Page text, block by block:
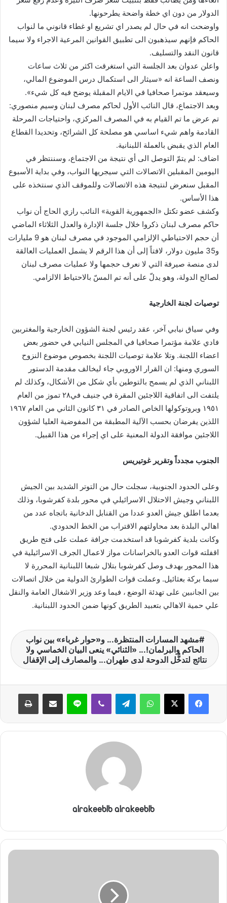
الدولار من دون اي خطة واضحة يطرحونها.
واوضحت انه في حال لم يصدر اي تشريع او غطاء قانوني ما لنواب
الحاكم فإنهم سيذهبون الى تطبيق القوانين المرعية الاجراء ولا سيما
قانون النقد والتسليف.
واعلن عدوان بعد الجلسة التي استغرقت اكثر من ثلاث ساعات
ونصف الساعة انه «سيثار الى استكمال درس الموضوع المالي،
وسيعقد موتمرا صحافيا في الايام المقبلة يوضح فيه كل شيء».
وبعد الاجتماع، قال النائب الأول لحاكم مصرف لبنان وسيم منصوري:
تم عرض ما تم القيام به في المصرف المركزي، واحتياجات المرحلة
القادمة واهم شيء اساسي هو مصلحة كل الشرائح، وتحديدا القطاع
العام الذي يقبض بالعملة اللبنانية.
اضاف: لم يتمّ التوصل الى أي نتيجة من الاجتماع، وسننتظر في
اليومين المقبلين الاتصالات التي سيجريها النواب، وفي بداية الأسبوع
المقبل سنعرض لنتيجة هذه الاتصالات وللموقف الذي سنتخذه على
هذا الأساس.
وكشف عضو تكتل «الجمهورية القوية» النائب رازي الحاج أن نواب
حاكم مصرف لبنان ذكروا خلال جلسة الإدارة والعدل الثلاثاء الماضي
أن حجم الاحتياطي الإلزامي الموجود في مصرف لبنان هو 9 مليارات
و35 مليون دولار، لافتاً إلى أن هذا الرقم لا يشمل العمليات العالقة
لدى منصة صيرفة التي لا نعرف حجمها ولا عمليات مصرف لبنان
لصالح الدولة، وهو يدلّ على أنه تم المسّ بالاحتياط الالزامي.
توصيات لجنة الخارجية
وفي سياق نيابي آخر، عقد رئيس لجنة الشؤون الخارجية والمغتربين
فادي علامة مؤتمرا صحافيا في المجلس النيابي في حضور بعض
اعضاء اللجنة. وتلا علامة توصيات اللجنة بخصوص موضوع النزوح
السوري ومنها: ان القرار الاوروبي جاء ليخالف مقدمة الدستور
اللبناني الذي لم يسمح بالتوطين بأي شكل من الأشكال، وكذلك لم
يلتفت الى اتفاقية اللاجئين المقرة في جنيف في٢٨ تموز من العام
١٩٥١ وبروتوكولها الخاص الصادر في ٣١ كانون الثاني من العام ١٩٦٧
اللذين يفرضان بحسب الآلية المطبقة من المفوضية العليا لشؤون
اللاجئين موافقة الدولة المعنية على اي إجراء من هذا القبيل.
الجنوب مجدداً وتقرير غوتيريس
وعلى الحدود الجنوبية، سجلت حال من التوتر الشديد بين الجيش
اللبناني وجيش الاحتلال الاسرائيلي في محور بلدة كفرشوبا، وذلك
بعدما اطلق جيش العدو عددا من القنابل الدخانية باتجاه عدد من
اهالي البلدة بعد محاولتهم الاقتراب من الخط الحدودي.
وكانت بلدية كفرشوبا قد استخدمت جرافة عملت على فتح طريق
اقفلته قوات العدو بالخراسانات مواز لاعمال الجرف الاسرائيلية في
هذا المحور بهدف وصل كفرشوبا بتلال شبعا اللبنانية المحررة لا
سيما بركة بعثائيل. وعملت قوات الطوارئ الدولية من خلال اتصالات
بين الجانبين على تهدئة الوضع ، فيما وعد وزير الاشغال العامة والنقل
علي حمية الاهالي بتعبيد الطريق كونها ضمن الحدود اللبنانية.
مشهد المسارات المنتظرة... و«حوار غرباء» بين نواب
الحاكم والبرلمان!... «الثنائي» ينعى البيان الخماسي ولا
نتائج لتدخُّل الدوحة لدى طهران... والمصارف إلی الإقفال
واتساب لاين
alrakeeblb alrakeeblb